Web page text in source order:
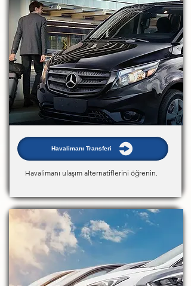
Havalimanı Transferi
Havalimanı ulaşım alternatiflerini öğrenin.